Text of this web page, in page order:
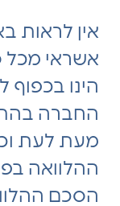
אין לראות
אשראי מכל
הינו
החברה
מעת לעת
ההלוואה
הסכם